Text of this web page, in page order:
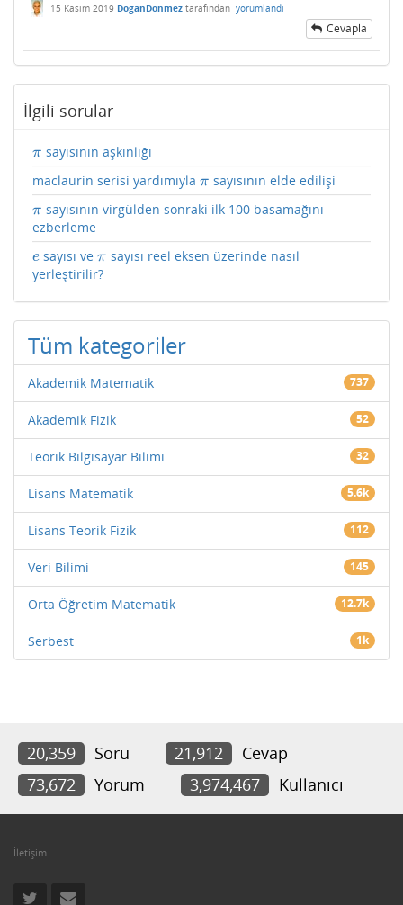
15 Kasım 2019 DoganDonmez tarafından yorumlandı
Cevapla
İlgili sorular
π
π sayısının aşkınlığı
maclaurin serisi yardımıyla π
π sayısının elde edilişi
π
π sayısının virgülden sonraki ilk 100 basamağını
ezberleme
e
e sayısı veπ
π sayısı reel eksen üzerinde nasıl
yerleştirilir?
Tüm kategoriler
Akademik Matematik 737
Akademik Fizik 52
Teorik Bilgisayar Bilimi 32
Lisans Matematik 5.6k
Lisans Teorik Fizik 112
Veri Bilimi 145
Orta Öğretim Matematik 12.7k
Serbest 1k
20,359 Soru 21,912
Cevap
73,672
Yorum 3,974,467 Kullanıcı
İletişim